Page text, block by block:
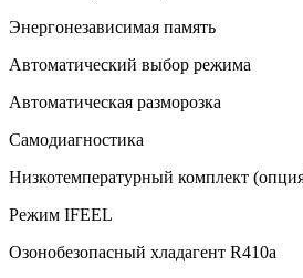
Энергонезависимая память
Автоматический выбор режима
Автоматическая разморозка
Самодиагностика
Низкотемпературный комплект
Режим IFEEL
Озонобезопасный хладагент R410a